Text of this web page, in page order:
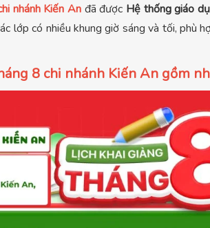
nhánh Kiến Anđã được Hệ thống giáo
lớp có nhiều khung giờ sáng và tối, phù
8 chi nhánh Kiến An gồm